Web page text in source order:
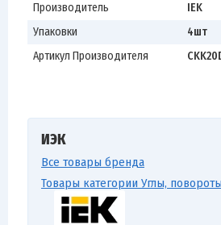
Производитель
IEK
Упаковки
4шт
Артикул Производителя
ИЭК
Все товары бренда
Товары категории Углы,